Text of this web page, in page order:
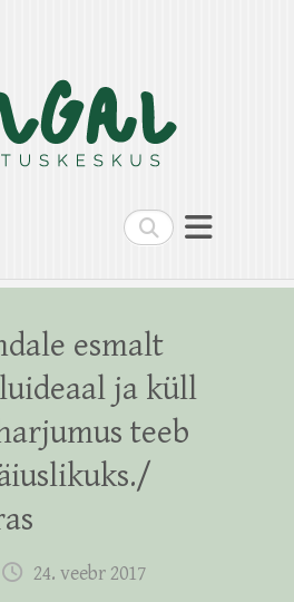
Search
esmalt
ja küll
teeb
24. veebr 2017